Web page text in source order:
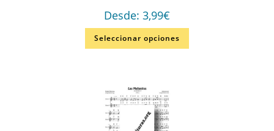
Desde: 3,99€
Seleccionar opciones